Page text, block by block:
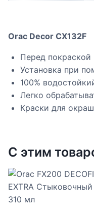
Orac Decor CX132F
Перед покраской
Установка при
100%
Легко
Краски для
С этим